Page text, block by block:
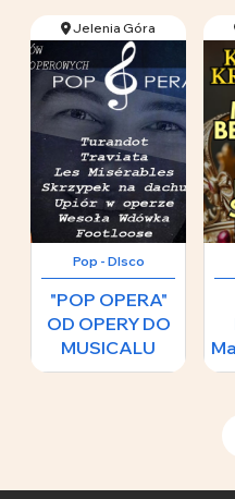
Jelenia Góra
Pop - DIsco
"POP OPERA"
OD OPERY DO
MUSICALU